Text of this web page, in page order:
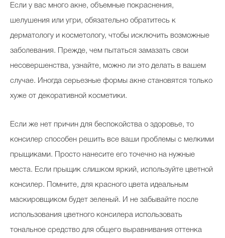
Если у вас много акне, объемные покраснения,
шелушения или угри, обязательно обратитесь к
дерматологу и косметологу, чтобы исключить возможные
заболевания. Прежде, чем пытаться замазать свои
несовершенства, узнайте, можно ли это делать в вашем
случае. Иногда серьезные формы акне становятся только
хуже от декоративной косметики.
Если же нет причин для беспокойства о здоровье, то
консилер способен решить все ваши проблемы с мелкими
прыщиками. Просто нанесите его точечно на нужные
места. Если прыщик слишком яркий, используйте цветной
консилер. Помните, для красного цвета идеальным
маскировщиком будет зеленый. И не забывайте после
использования цветного консилера использовать
тональное средство для общего выравнивания оттенка